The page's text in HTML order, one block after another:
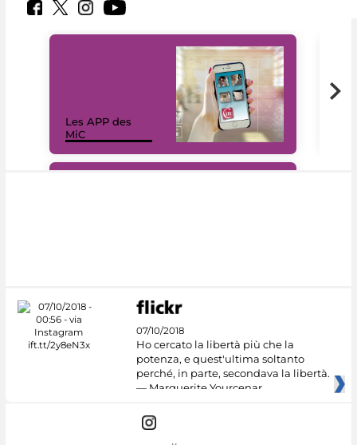
Les APP des
MiC
07/10/2018
Ho cercato la libertà più che la
potenza, e quest'ultima soltanto
perché, in parte, secondava la libertà.
— Marguerite Yourcenar